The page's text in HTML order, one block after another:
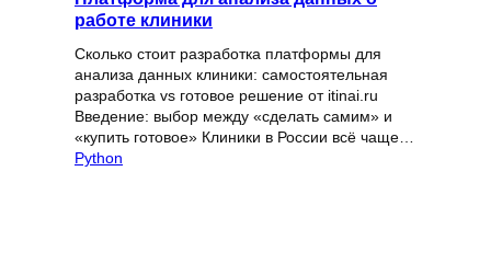
работе клиники
Сколько стоит разработка платформы для
анализа данных клиники: самостоятельная
разработка vs готовое решение от itinai.ru
Введение: выбор между «сделать самим» и
«купить готовое» Клиники в России всё чаще…
Python